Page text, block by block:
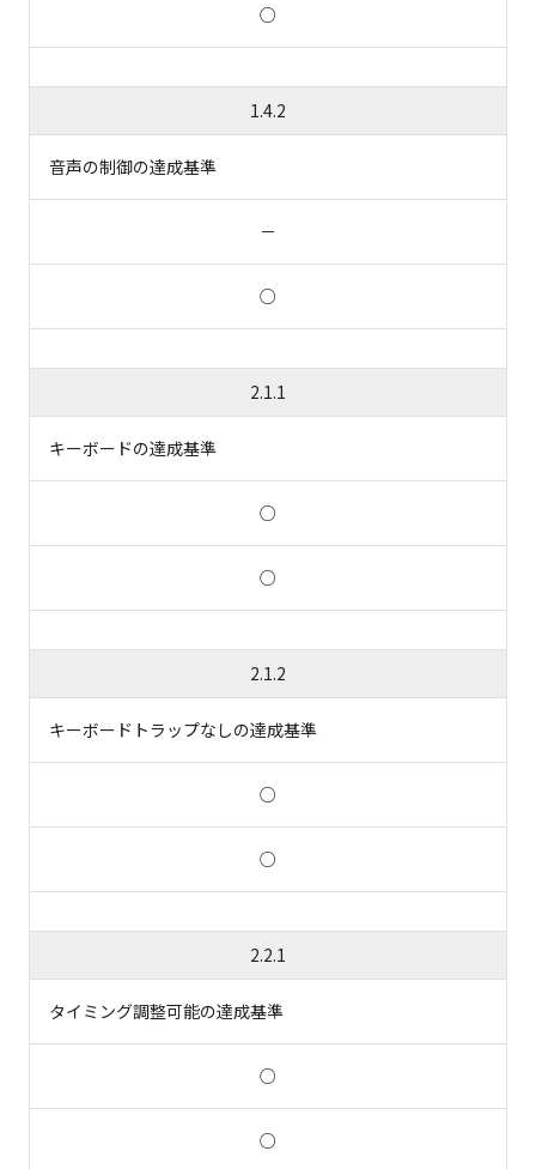
○
1.4.2
音声の制御の達成基準
－
○
2.1.1
キーボードの達成基準
○
○
2.1.2
キーボードトラップなしの達成基準
○
○
2.2.1
タイミング調整可能の達成基準
○
○